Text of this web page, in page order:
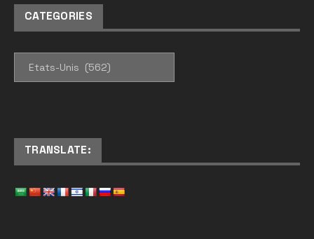
CATEGORIES
TRANSLATE: